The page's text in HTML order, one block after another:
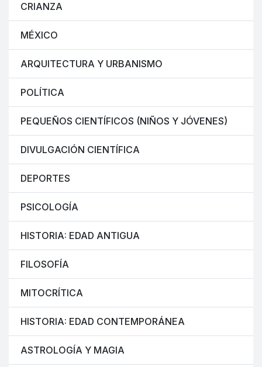
CRIANZA
MÉXICO
ARQUITECTURA Y URBANISMO
POLÍTICA
PEQUEÑOS CIENTÍFICOS (NIÑOS Y JÓVENES)
DIVULGACIÓN CIENTÍFICA
DEPORTES
PSICOLOGÍA
HISTORIA: EDAD ANTIGUA
FILOSOFÍA
MITOCRÍTICA
HISTORIA: EDAD CONTEMPORÁNEA
ASTROLOGÍA Y MAGIA